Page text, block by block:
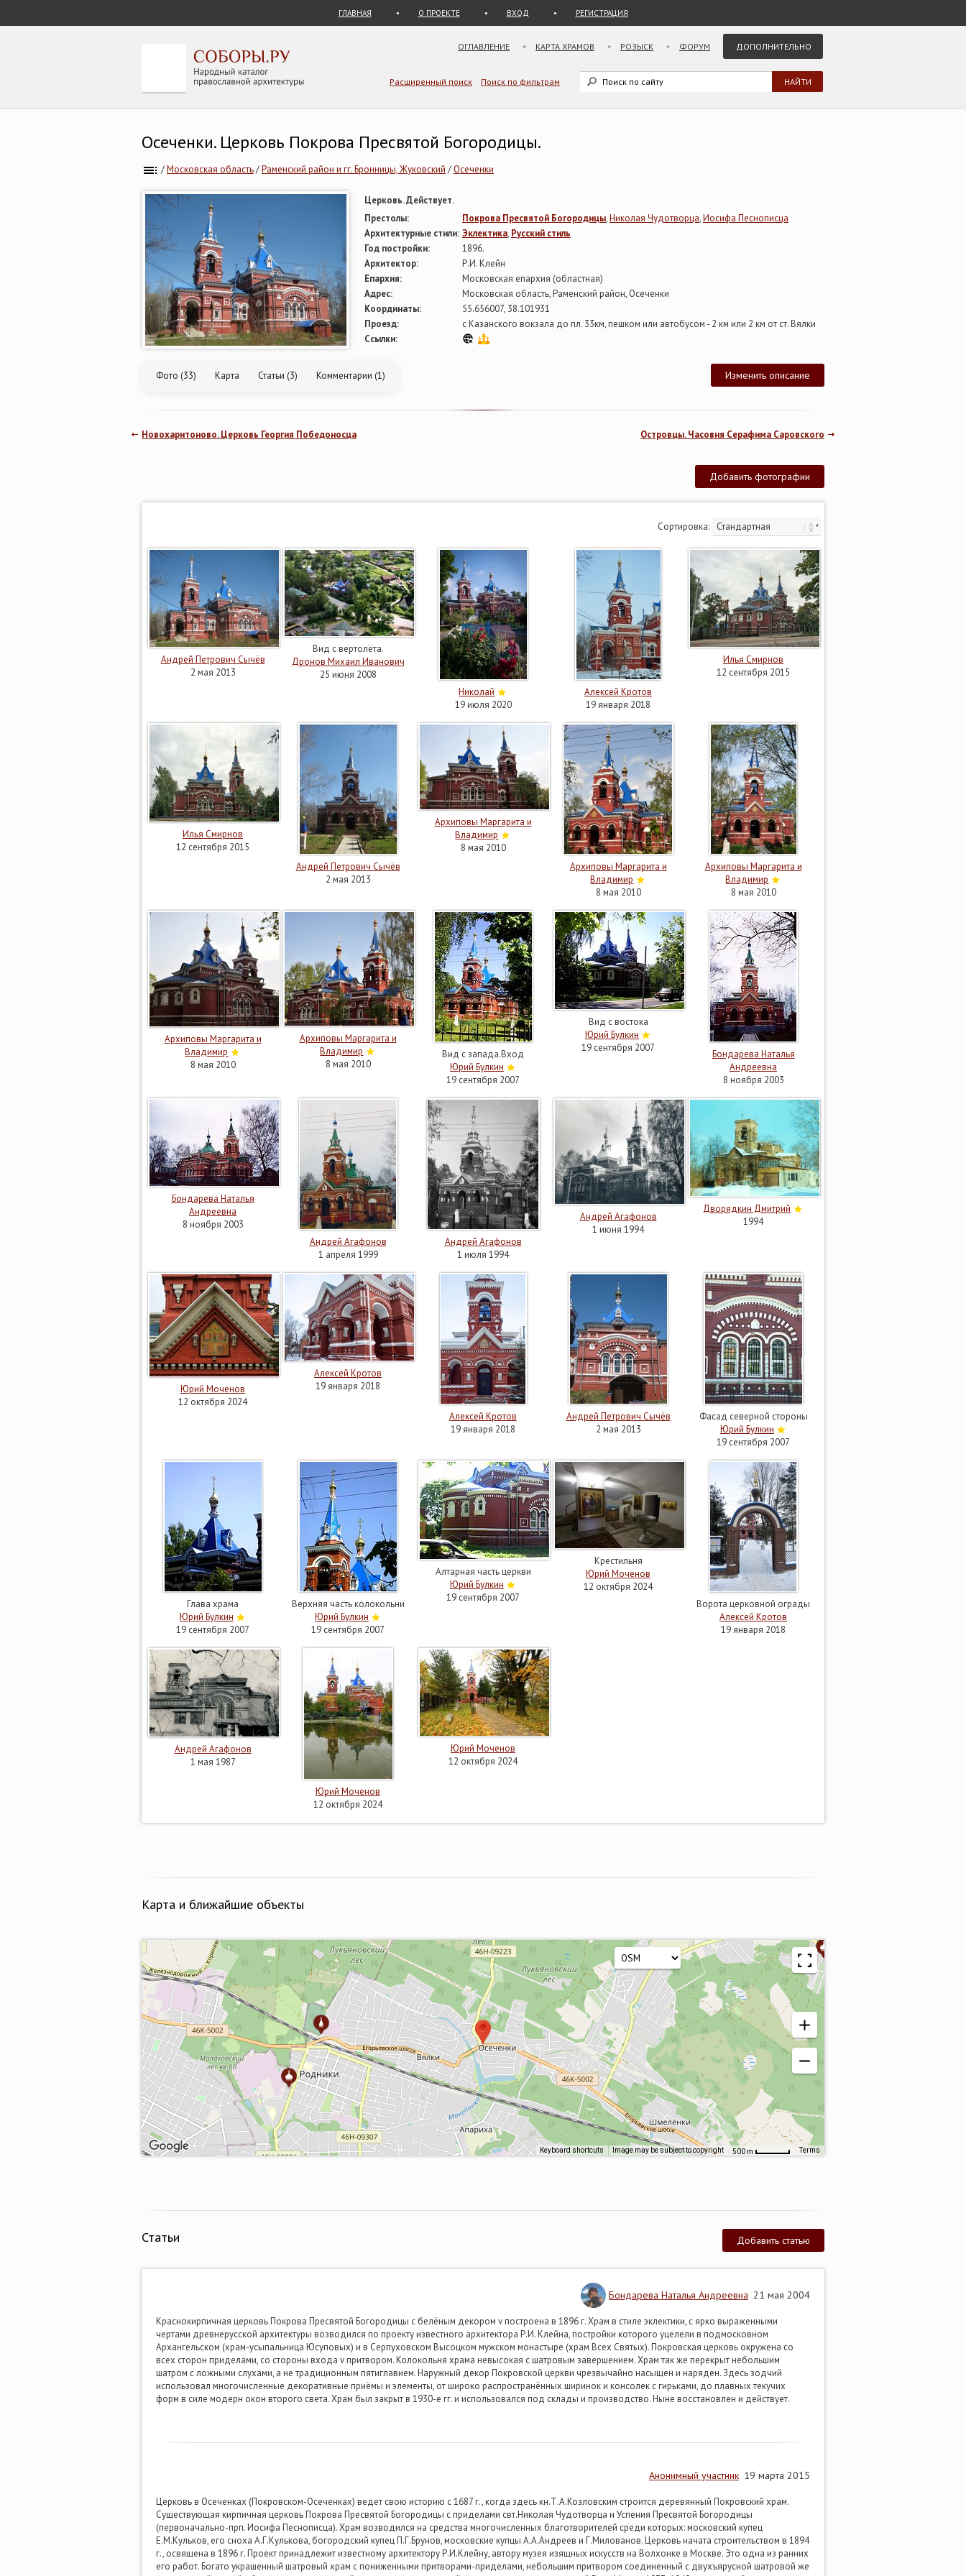
ГЛАВНАЯ О ПРОЕКТЕ ВХОД РЕГИСТРАЦИЯ
ОГЛАВЛЕНИЕ КАРТА ХРАМОВ РОЗЫСК ФОРУМ ДОПОЛНИТЕЛЬНО
Расширенный поиск Поиск по фильтрам
Осеченки. Церковь Покрова Пресвятой Богородицы.
/Московская область/Раменский район и гг. Бронницы, Жуковский /Осеченки
Церковь. Действует.
Престолы:
Покрова Пресвятой Богородицы,Николая Чудотворца,Иосифа Песнописца
Архитектурные стили: Эклектика, Русский стиль
Год постройки:
1896.
Архитектор:
Р.И. Клейн
Епархия:
Московская епархия (областная)
Адрес:
Московская область, Раменский район, Осеченки
Координаты:
55.656007, 38.101931
Проезд:
с Казанского вокзала до пл. 33км, пешком или автобусом - 2 км или 2 км от ст. Вялки
Ссылки:
Изменить описание
Фото (33) Карта Статьи (3) Комментарии (1)
Островцы. Часовня Серафима Саровского
Новохаритоново. Церковь Георгия Победоносца
Добавить фотографии
Сортировка:
Андрей Петрович Сычёв
2 мая 2013
Вид с вертолёта.
Дронов Михаил Иванович
25 июня 2008
Николай
19 июля 2020
Алексей Кротов
19 января 2018
Илья Смирнов
12 сентября 2015
Илья Смирнов
12 сентября 2015
Андрей Петрович Сычёв
2 мая 2013
Архиповы Маргарита и
Владимир
8 мая 2010
Архиповы Маргарита и
Владимир
8 мая 2010
Архиповы Маргарита и
Владимир
8 мая 2010
Архиповы Маргарита и
Владимир
8 мая 2010
Архиповы Маргарита и
Владимир
8 мая 2010
Вид с запада.Вход
Юрий Булкин
19 сентября 2007
Вид с востока
Юрий Булкин
19 сентября 2007
Бондарева Наталья
Андреевна
8 ноября 2003
Бондарева Наталья
Андреевна
8 ноября 2003
Андрей Агафонов
1 апреля 1999
Андрей Агафонов
1 июля 1994
Андрей Агафонов
1 июня 1994
Дворядкин Дмитрий
1994
Юрий Моченов
12 октября 2024
Алексей Кротов
19 января 2018
Алексей Кротов
19 января 2018
Андрей Петрович Сычёв
2 мая 2013
Фасад северной стороны
Юрий Булкин
19 сентября 2007
Глава храма
Юрий Булкин
19 сентября 2007
Верхняя часть колокольни
Юрий Булкин
19 сентября 2007
Алтарная часть церкви
Юрий Булкин
19 сентября 2007
Крестильня
Юрий Моченов
12 октября 2024
Ворота церковной ограды
Алексей Кротов
19 января 2018
Андрей Агафонов
1 мая 1987
Юрий Моченов
12 октября 2024
Юрий Моченов
12 октября 2024
Карта и ближайшие объекты
Keyboard shortcuts Image may be subject to copyright 500 m Terms
Добавить статью
Статьи
Бондарева Наталья Андреевна 21 мая 2004
Краснокирпичная церковь Покрова Пресвятой Богородицы с белёным декором v построена в 1896 г. Храм в стиле эклектики, с ярко выраженными
чертами древнерусской архитектуры возводился по проекту известного архитектора Р.И. Клейна, постройки которого уцелели в подмосковном
Архангельском (храм-усыпальница Юсуповых) и в Серпуховском Высоцком мужском монастыре (храм Всех Святых). Покровская церковь окружена со
всех сторон приделами, со стороны входа v притвором. Колокольня храма невысокая с шатровым завершением. Храм так же перекрыт небольшим
шатром с ложными слухами, а не традиционным пятиглавием. Наружный декор Покровской церкви чрезвычайно насыщен и наряден. Здесь зодчий
использовал многочисленные декоративные приёмы и элементы, от широко распространённых ширинок и консолек с гирьками, до плавных текучих
форм в силе модерн окон второго света. Храм был закрыт в 1930-е гг. и использовался под склады и производство. Ныне восстановлен и действует.
Анонимный участник 19 марта 2015
Церковь в Осеченках (Покровском-Осеченках) ведет свою историю с 1687 г., когда здесь кн.Т.А.Козловским строится деревянный Покровский храм.
Существующая кирпичная церковь Покрова Пресвятой Богородицы с приделами свт.Николая Чудотворца и Успения Пресвятой Богородицы
(первоначально-прп. Иосифа Песнописца). Храм возводился на средства многочисленных благотворителей среди которых: московский купец
Е.М.Кульков, его сноха А.Г.Кулькова, богородский купец П.Г.Брунов, московские купцы А.А.Андреев и Г.Милованов. Церковь начата строительством в 1894
г., освящена в 1896 г. Проект принадлежит известному архитектору Р.И.Клейну, автору музея изящных искусств на Волхонке в Москве. Это одна из ранних
его работ. Богато украшенный шатровый храм с пониженными притворами-приделами, небольшим притвором соединенный с двухъярусной шатровой же